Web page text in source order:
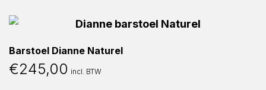
Barstoel Dianne Naturel
€245,00 incl. BTW